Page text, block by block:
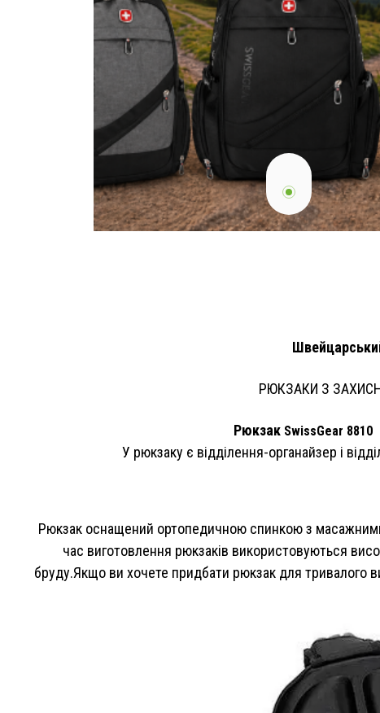
РЮКЗАКИ З
Рюкзак SwissGear 8810
У рюкзаку є відділення-органайзер і
Рюкзак оснащений ортопедичною спинкою з
час виготовлення рюкзаків використовуються
бруду.Якщо ви хочете придбати рюкзак для тривалого